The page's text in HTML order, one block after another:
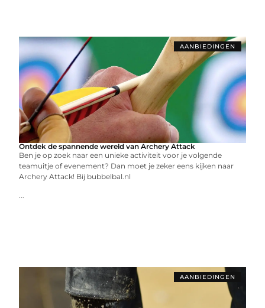
AANBIEDINGEN
Ontdek de spannende wereld van Archery Attack
Ben je op zoek naar een unieke activiteit voor je volgende
teamuitje of evenement? Dan moet je zeker eens kijken naar
Archery Attack! Bij bubbelbal.nl
...
AANBIEDINGEN